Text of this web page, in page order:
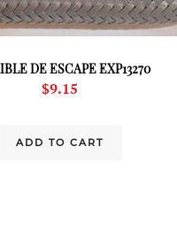
DE ESCAPE EXP13270
$9.15
ADD TO CART